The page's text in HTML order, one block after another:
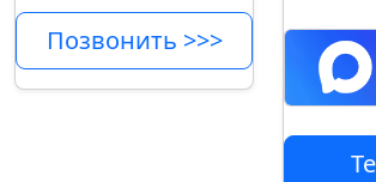
Позвонить >>>